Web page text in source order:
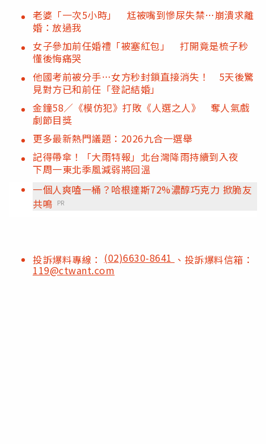
老婆「一次5小時」 尪被嘴到慘尿失禁…崩潰求離
婚：放過我
女子參加前任婚禮「被塞紅包」 打開竟是梳子秒
懂後悔痛哭
他國考前被分手…女方秒封鎖直接消失！ 5天後驚
見對方已和前任「登記結婚」
金鐘58／《模仿犯》打敗《人選之人》 奪人氣戲
劇節目獎
更多最新熱門議題：2026九合一選舉
記得帶傘！「大雨特報」北台灣降雨持續到入夜
下周一東北季風減弱將回溫
一個人爽嗑一桶？哈根達斯72%濃醇巧克力 掀脆友
共鳴 PR
投訴爆料專線： (02)6630-8641 、投訴爆料信箱：
119@ctwant.com